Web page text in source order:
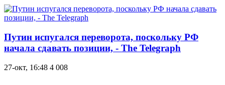
Путин испугался переворота, поскольку РФ
начала сдавать позиции, - The Telegraph
27-окт, 16:48 4 008